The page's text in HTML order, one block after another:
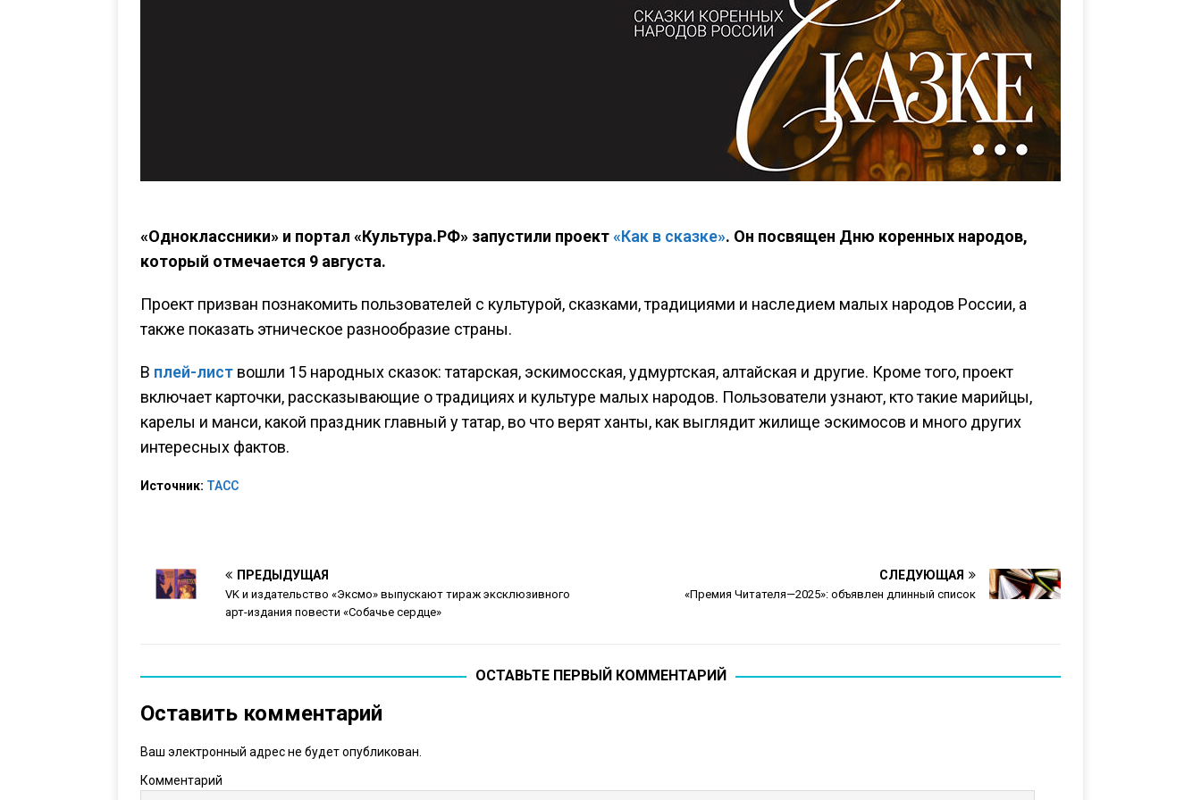
«Одноклассники» и портал «Культура.РФ» запустили проект«Как в сказке». Он посвящен Дню коренных народов,
который отмечается 9 августа.
Проект призван познакомить пользователей с культурой, сказками, традициями и наследием малых народов России, а
также показать этническое разнообразие страны.
В плей-лист вошли 15 народных сказок: татарская, эскимосская, удмуртская, алтайская и другие. Кроме того, проект
включает карточки, рассказывающие о традициях и культуре малых народов. Пользователи узнают, кто такие марийцы,
карелы и манси, какой праздник главный у татар, во что верят ханты, как выглядит жилище эскимосов и много других
интересных фактов.
Источник: ТАСС
ПРЕДЫДУЩАЯ
VK и издательство «Эксмо» выпускают тираж эксклюзивного
арт-издания повести «Собачье сердце»
СЛЕДУЮЩАЯ
«Премия Читателя—2025»: объявлен длинный список
ОСТАВЬТЕ ПЕРВЫЙ КОММЕНТАРИЙ
Оставить комментарий
Ваш электронный адрес не будет опубликован.
Комментарий